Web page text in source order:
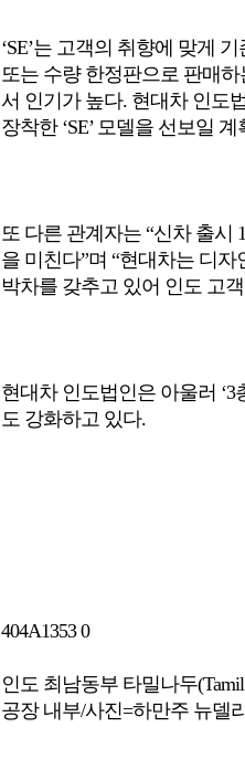
‘SE’는 고객의 취향에 맞게
또는 수량 한정판으로 판매
서 인기가 높다. 현대차 인도
장착한 ‘SE’ 모델을 선보일
또 다른 관계자는 “신차 출시
을 미친다”며 “현대차는 디
박차를 갖추고 있어 인도 고
현대차 인도법인은 아울러
도 강화하고 있다.
404A1353 0
인도 최남동부 타밀나두
공장 내부/사진=하만주 뉴델